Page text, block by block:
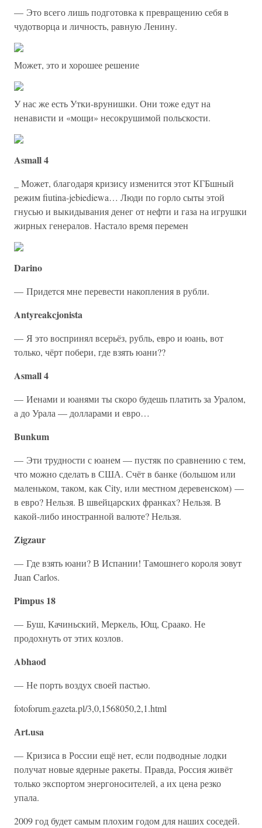
— Это всего лишь подготовка к превращению себя в
чудотворца и личность, равную Ленину.
Может, это и хорошее решение
У нас же есть Утки-врунишки. Они тоже едут на
ненависти и «мощи» несокрушимой польскости.
Asmall 4
_ Может, благодаря кризису изменится этот КГБшный
режим fiutina-jebiediewa… Люди по горло сыты этой
гнусью и выкидывания денег от нефти и газа на игрушки
жирных генералов. Настало время перемен
Darino
— Придется мне перевести накопления в рубли.
Antyreakcjonista
— Я это воспринял всерьёз, рубль, евро и юань, вот
только, чёрт побери, где взять юани??
Asmall 4
— Иенами и юанями ты скоро будешь платить за Уралом,
а до Урала — долларами и евро…
Bunkum
— Эти трудности с юанем — пустяк по сравнению с тем,
что можно сделать в США. Счёт в банке (большом или
маленьком, таком, как City, или местном деревенском) —
в евро? Нельзя. В швейцарских франках? Нельзя. В
какой-либо иностранной валюте? Нельзя.
Zigzaur
— Где взять юани? В Испании! Тамошнего короля зовут
Juan Carlos.
Pimpus 18
— Буш, Качиньский, Меркель, Ющ, Сраако. Не
продохнуть от этих козлов.
Abhaod
— Не порть воздух своей пастью.
fotoforum.gazeta.pl/3,0,1568050,2,1.html
Аrt.usa
— Кризиса в России ещё нет, если подводные лодки
получат новые ядерные ракеты. Правда, Россия живёт
только экспортом энергоносителей, а их цена резко
упала.
2009 год будет самым плохим годом для наших соседей.